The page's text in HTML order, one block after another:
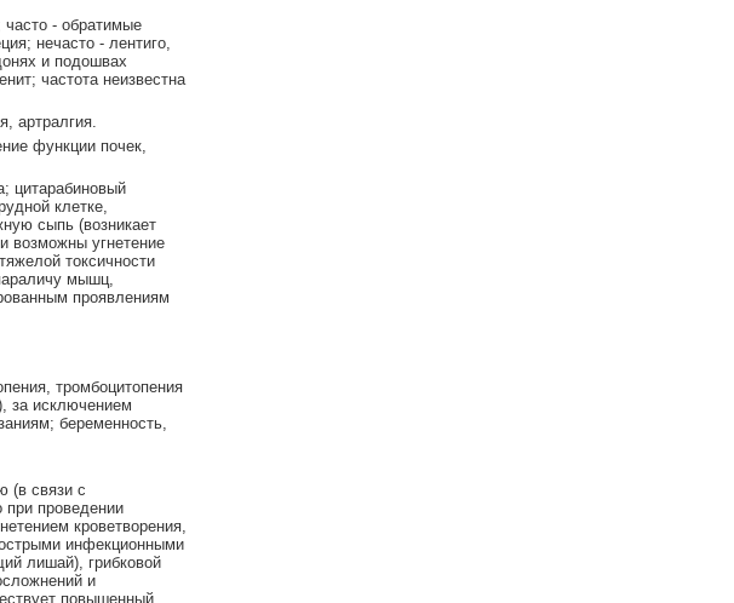
- обратимые
нечасто - лентиго,
и подошвах
частота неизвестна
артралгия.
функции почек,
цитарабиновый
клетке,
сыпь (возникает
возможны угнетение
токсичности
мышц,
проявлениям
тромбоцитопения
за исключением
беременность,
(в связи с
проведении
кроветворения,
инфекционными
лишай), грибковой
и
повышенный